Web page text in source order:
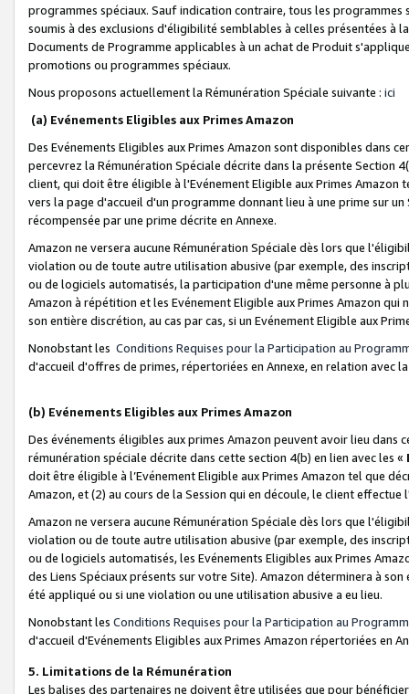
programmes spéciaux. Sauf indication contraire, tous les
soumis à des exclusions d'éligibilité semblables à celles présentées à
Documents de Programme applicables à un achat de Produit
promotions ou programmes spéciaux.
Nous proposons actuellement la Rémunération Spéciale suivante : ici
(a) Evénements Eligibles aux Primes Amazon
Des Evénements Eligibles aux Primes Amazon sont disponibles dans
percevrez la Rémunération Spéciale décrite dans la présente Section
client, qui doit être éligible à l'Evénement Eligible aux Primes Amazon
vers la page d'accueil d'un programme donnant lieu à une prime sur
récompensée par une prime décrite en Annexe.
Amazon ne versera aucune Rémunération Spéciale dès lors que
violation ou de toute autre utilisation abusive (par exemple, des
ou de logiciels automatisés, la participation d'une même personne à
Amazon à répétition et les Evénement Eligible aux Primes Amazon qui
son entière discrétion, au cas par cas, si un Evénement Eligible aux
Nonobstant les Conditions Requises pour la Participation au
d'accueil d'offres de primes, répertoriées en Annexe, en relation avec
(b) Evénements Eligibles aux Primes Amazon
Des événements éligibles aux primes Amazon peuvent avoir lieu dans
rémunération spéciale décrite dans cette section 4(b) en lien avec les «
doit être éligible à l’Evénement Eligible aux Primes Amazon tel que
Amazon, et (2) au cours de la Session qui en découle, le client
Amazon ne versera aucune Rémunération Spéciale dès lors que
violation ou de toute autre utilisation abusive (par exemple, des
ou de logiciels automatisés, les Evénements Eligibles aux Primes
des Liens Spéciaux présents sur votre Site). Amazon déterminera à
été appliqué ou si une violation ou une utilisation abusive a eu lieu.
Nonobstant les Conditions Requises pour la Participation au
d'accueil d'Evénements Eligibles aux Primes Amazon répertoriées en
5. Limitations de la Rémunération
Les balises des partenaires ne doivent être utilisées que pour